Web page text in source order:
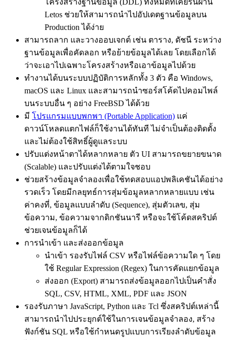
โครงสร้างฐานข้อมูล (DDL) ทั้งหมดที่เคยรันผ่าน
Letos ช่วยให้สามารถนำไปอัปเดตฐานข้อมูลบน
Production ได้ง่าย
สามารถลาก และวางออบเจกต์ เช่น ตาราง, ดัชนี ระหว่าง
ฐานข้อมูลเพื่อคัดลอก หรือย้ายข้อมูลได้เลย โดยเลือกได้
ว่าจะเอาไปเฉพาะโครงสร้างหรือเอาข้อมูลไปด้วย
ทำงานได้บนระบบปฏิบัติการหลักทั้ง 3 ตัว คือ Windows,
macOS และ Linux และสามารถนำซอร์สโค้ดไปคอมไพล์
บนระบบอื่น ๆ อย่าง FreeBSD ได้ด้วย
มี โปรแกรมแบบพกพา (Portable Application) แค่
ดาวน์โหลดแตกไฟล์ก็ใช้งานได้ทันที ไม่จำเป็นต้องติดตั้ง
และไม่ต้องใช้สิทธิ์ผู้ดูแลระบบ
ปรับแต่งหน้าตาได้หลากหลาย ตัว UI สามารถขยายขนาด
(Scalable) และปรับแต่งได้ตามใจชอบ
ช่วยสร้างข้อมูลจำลองเพื่อใช้ทดสอบแอปพลิเคชันได้อย่าง
รวดเร็ว โดยมีกลยุทธ์การสุ่มข้อมูลหลากหลายแบบ เช่น
ค่าคงที่, ข้อมูลแบบลำดับ (Sequence), สุ่มตัวเลข, สุ่ม
ข้อความ, ข้อความจากดิกชันนารี หรือจะใช้โค้ดสคริปต์
ช่วยเจนข้อมูลก็ได้
การนำเข้า และส่งออกข้อมูล
นำเข้า รองรับไฟล์ CSV หรือไฟล์ข้อความใด ๆ โดย
ใช้ Regular Expression (Regex) ในการคัดแยกข้อมูล
ส่งออก (Export) สามารถส่งข้อมูลออกไปเป็นคำสั่ง
SQL, CSV, HTML, XML, PDF และ JSON
รองรับภาษา JavaScript, Python และ Tcl ซึ่งสคริปต์เหล่านี้
สามารถนำไปประยุกต์ใช้ในการเจนข้อมูลจำลอง, สร้าง
ฟังก์ชัน SQL หรือใช้กำหนดรูปแบบการเรียงลำดับข้อมูล